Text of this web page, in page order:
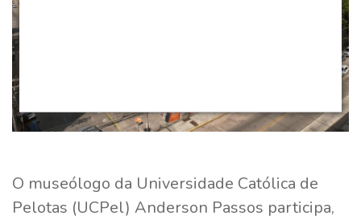
O museólogo da Universidade Católica de
Pelotas (UCPel) Anderson Passos participa,